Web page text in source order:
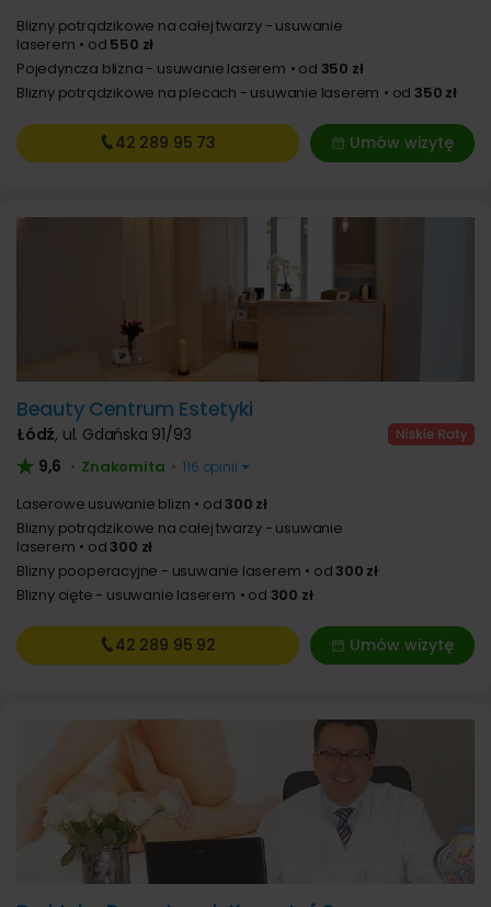
Blizny potrądzikowe na całej twarzy - usuwanie
laserem
od 550 zł
Pojedyncza blizna - usuwanie laserem
od 350 zł
Blizny potrądzikowe na plecach - usuwanie laserem
od 350 zł
Umów wizytę
42 289 95 73
Beauty Centrum Estetyki
Łódź, ul. Gdańska 91/93
9,6 • Znakomita • 116 opinii
Laserowe usuwanie blizn od 300 zł
Blizny potrądzikowe na całej twarzy - usuwanie
laserem
od 300 zł
Blizny pooperacyjne - usuwanie laserem
od 300 zł
Blizny cięte - usuwanie laserem
od 300 zł
Umów wizytę
42 289 95 92